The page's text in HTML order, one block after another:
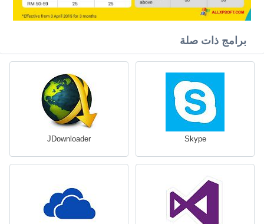
برامج ذات صلة
Skype
JDownloader